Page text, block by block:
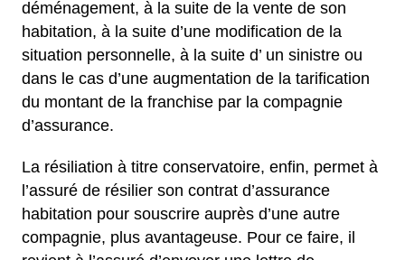
déménagement, à la suite de la vente de son
habitation, à la suite d’une modification de la
situation personnelle, à la suite d’ un sinistre ou
dans le cas d’une augmentation de la tarification
du montant de la franchise par la compagnie
d’assurance.
La résiliation à titre conservatoire, enfin, permet à
l’assuré de résilier son contrat d’assurance
habitation pour souscrire auprès d’une autre
compagnie, plus avantageuse. Pour ce faire, il